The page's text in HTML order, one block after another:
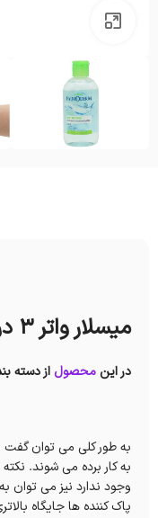
میسلار واتر 3 در 1 هیدرودرم Mattifying چشم لب و صورت پوستهای چرب و جوش دار
در این محصول از دسته
به طور کلی می توان گفت
به کار برده می شوند.
وجود ندارد نیز می توان
پاک کننده ها جایگاه